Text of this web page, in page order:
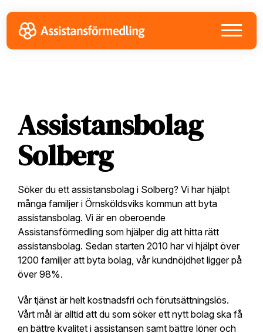
to
primary
navigation
to
main
content
to
footer
Assistansbolag
Solberg
Söker du ett assistansbolag i Solberg? Vi har hjälpt
många familjer i Örnsköldsviks kommun att byta
assistansbolag. Vi är en oberoende
Assistansförmedling som hjälper dig att hitta rätt
assistansbolag. Sedan starten 2010 har vi hjälpt över
1200 familjer att byta bolag, vår kundnöjdhet ligger på
över 98%.
Vår tjänst är helt kostnadsfri och förutsättningslös.
Vårt mål är alltid att du som söker ett nytt bolag ska få
en bättre kvalitet i assistansen samt bättre löner och